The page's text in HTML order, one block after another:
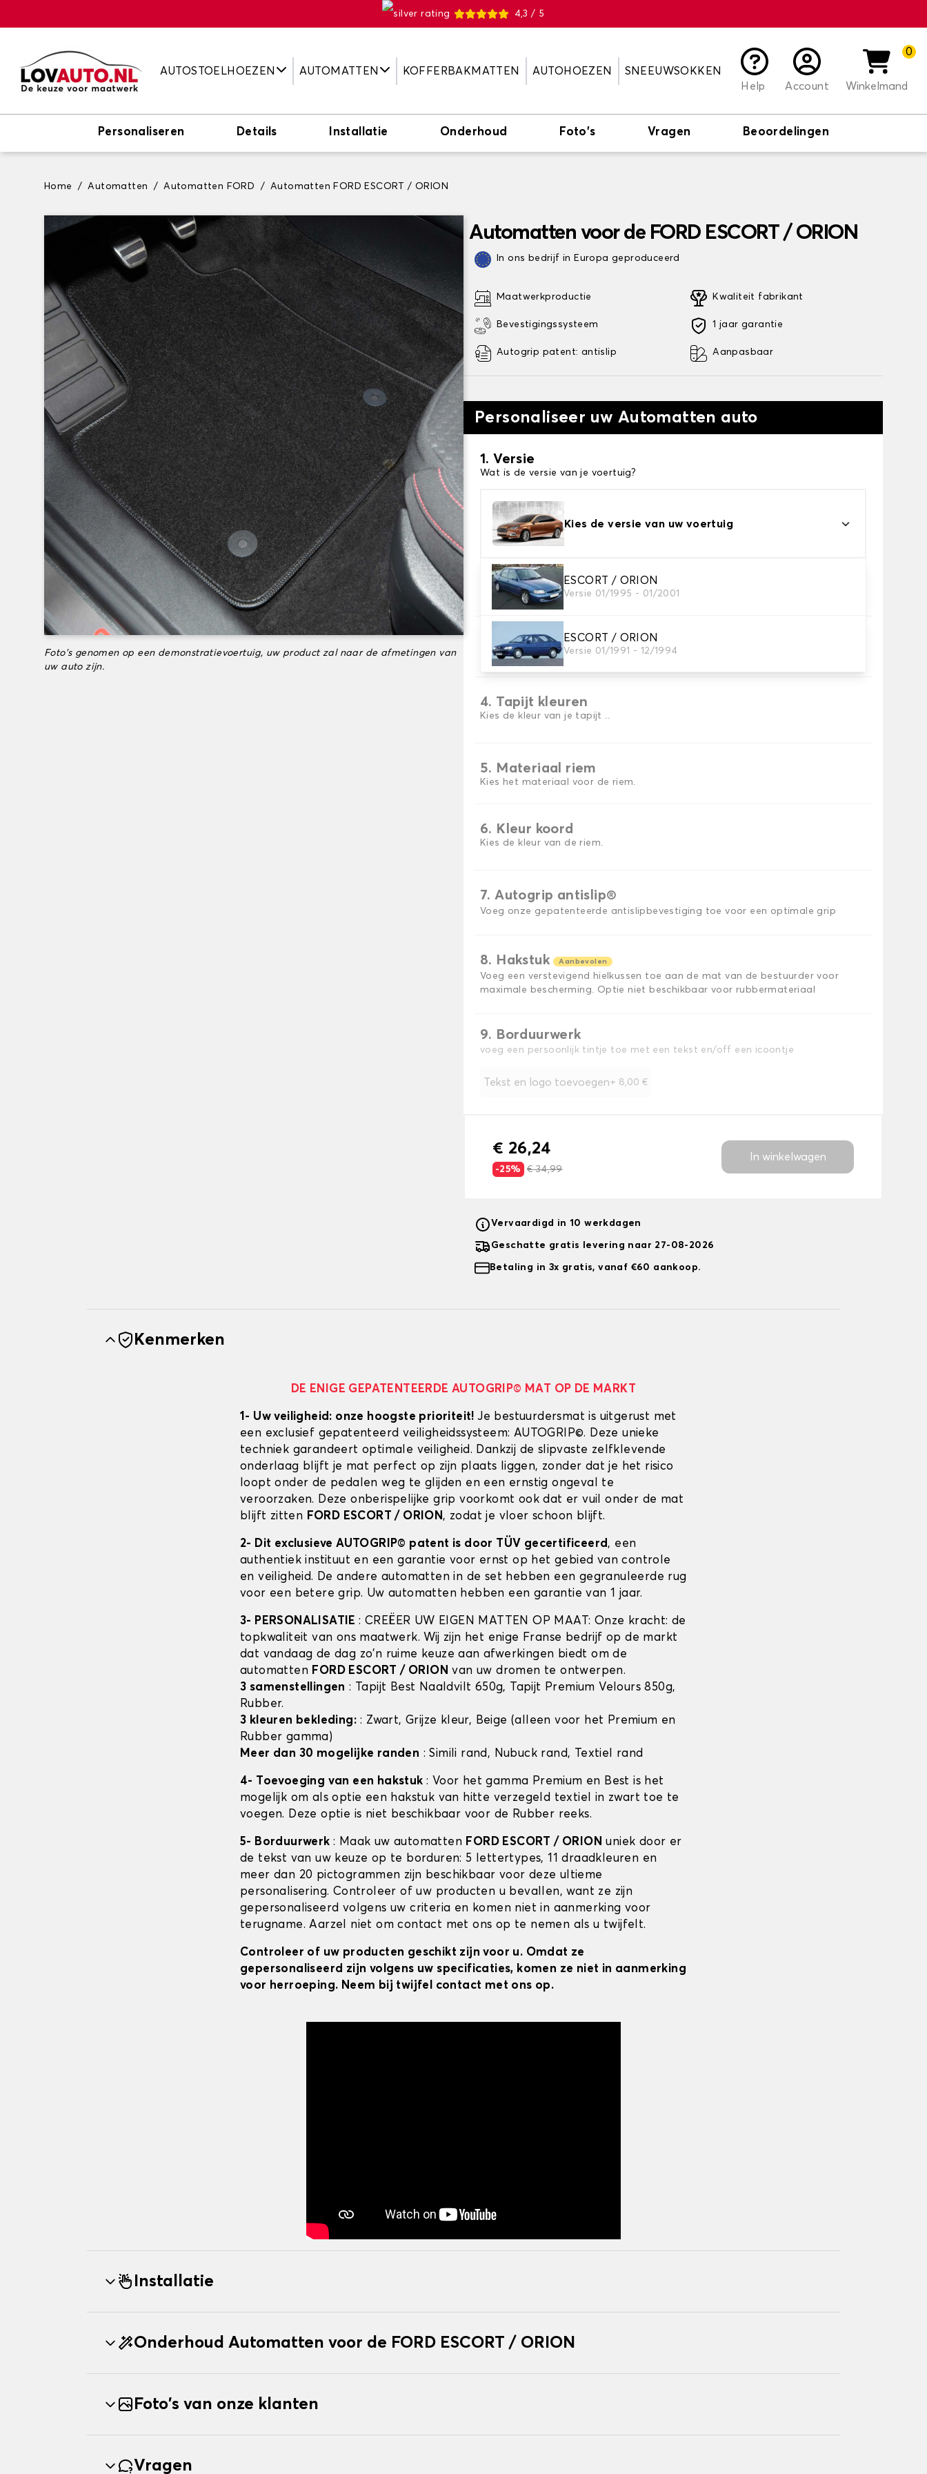
4,3 / 5
AUTOSTOELHOEZEN AUTOMATTEN KOFFERBAKMATTEN AUTOHOEZEN
SNEEUWSOKKEN
Help
Account
0
Winkelmand
Personaliseren Details Installatie Onderhoud Foto's Vragen Beoordelingen
Home Automatten Automatten FORD Automatten FORD ESCORT / ORION
Foto's genomen op een demonstratievoertuig, uw product zal naar de afmetingen van
uw auto zijn.
Automatten voor de FORD ESCORT / ORION
In ons bedrijf in Europa geproduceerd
Maatwerkproductie
Bevestigingssysteem
Autogrip patent: antislip
Kwaliteit fabrikant
1 jaar garantie
Aanpasbaar
Personaliseer uw Automatten auto
1. Versie
Wat is de versie van je voertuig?
Kies de versie van uw voertuig
ESCORT / ORION
Versie 01/1995 - 01/2001
ESCORT / ORION
Versie 01/1991 - 12/1994
2. Materiaal
Kies het materiaal van uw automatten
3. Aantal matten
Selecteer het aantal automatten dat je nodig hebt.
4. Tapijt kleuren
Kies de kleur van je tapijt ..
5. Materiaal riem
Kies het materiaal voor de riem.
6. Kleur koord
Kies de kleur van de riem.
7. Autogrip antislip®
Voeg onze gepatenteerde antislipbevestiging toe voor een optimale grip
8. Hakstuk Aanbevolen
Voeg een verstevigend hielkussen toe aan de mat van de bestuurder voor
maximale bescherming. Optie niet beschikbaar voor rubbermateriaal
9. Borduurwerk
voeg een persoonlijk tintje toe met een tekst en/off een icoontje
Tekst en logo toevoegen+ 8,00 €
€ 26,24
-25% € 34,99
In winkelwagen
Vervaardigd in 10 werkdagen
Geschatte gratis levering naar 27-08-2026
Betaling in 3x gratis, vanaf €60 aankoop.
Kenmerken
DE ENIGE GEPATENTEERDE AUTOGRIP© MAT OP DE MARKT
1- Uw veiligheid: onze hoogste prioriteit!Je bestuurdersmat is uitgerust met
een exclusief gepatenteerd veiligheidssysteem: AUTOGRIP©. Deze unieke
techniek garandeert optimale veiligheid. Dankzij de slipvaste zelfklevende
onderlaag blijft je mat perfect op zijn plaats liggen, zonder dat je het risico
loopt onder de pedalen weg te glijden en een ernstig ongeval te
veroorzaken. Deze onberispelijke grip voorkomt ook dat er vuil onder de mat
blijft zitten FORD ESCORT / ORION, zodat je vloer schoon blijft.
2- Dit exclusieve AUTOGRIP© patent is door TÜV gecertificeerd, een
authentiek instituut en een garantie voor ernst op het gebied van controle
en veiligheid. De andere automatten in de set hebben een gegranuleerde rug
voor een betere grip. Uw automatten hebben een garantie van 1 jaar.
3- PERSONALISATIE: CREËER UW EIGEN MATTEN OP MAAT: Onze kracht: de
topkwaliteit van ons maatwerk. Wij zijn het enige Franse bedrijf op de markt
dat vandaag de dag zo'n ruime keuze aan afwerkingen biedt om de
automatten FORD ESCORT / ORION van uw dromen te ontwerpen.
3 samenstellingen : Tapijt Best Naaldvilt 650g, Tapijt Premium Velours 850g,
Rubber.
3 kleuren bekleding: : Zwart, Grijze kleur, Beige (alleen voor het Premium en
Rubber gamma)
Meer dan 30 mogelijke randen : Simili rand, Nubuck rand, Textiel rand
4- Toevoeging van een hakstuk : Voor het gamma Premium en Best is het
mogelijk om als optie een hakstuk van hitte verzegeld textiel in zwart toe te
voegen. Deze optie is niet beschikbaar voor de Rubber reeks.
5- Borduurwerk : Maak uw automatten FORD ESCORT / ORION uniek door er
de tekst van uw keuze op te borduren: 5 lettertypes, 11 draadkleuren en
meer dan 20 pictogrammen zijn beschikbaar voor deze ultieme
personalisering. Controleer of uw producten u bevallen, want ze zijn
gepersonaliseerd volgens uw criteria en komen niet in aanmerking voor
terugname. Aarzel niet om contact met ons op te nemen als u twijfelt.
Controleer of uw producten geschikt zijn voor u. Omdat ze
gepersonaliseerd zijn volgens uw specificaties, komen ze niet in aanmerking
voor herroeping. Neem bij twijfel contact met ons op.
Installatie
Onderhoud Automatten voor de FORD ESCORT / ORION
Foto's van onze klanten
Vragen